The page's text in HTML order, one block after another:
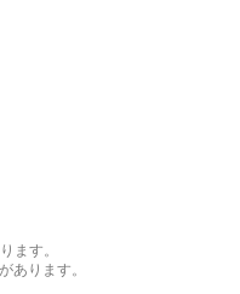
ます。
あります。